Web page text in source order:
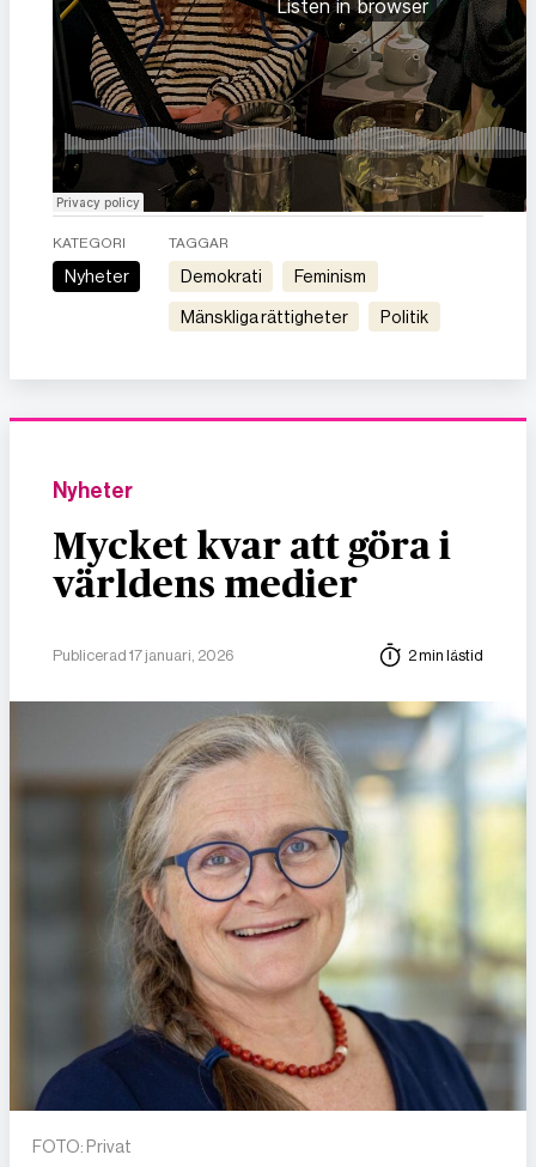
KATEGORI
Nyheter
TAGGAR
demokrati feminism
mänskliga rättigheter politik
Nyheter
Mycket kvar att göra i
världens medier
Publicerad 17 januari, 2026 2 min lästid
FOTO: Privat